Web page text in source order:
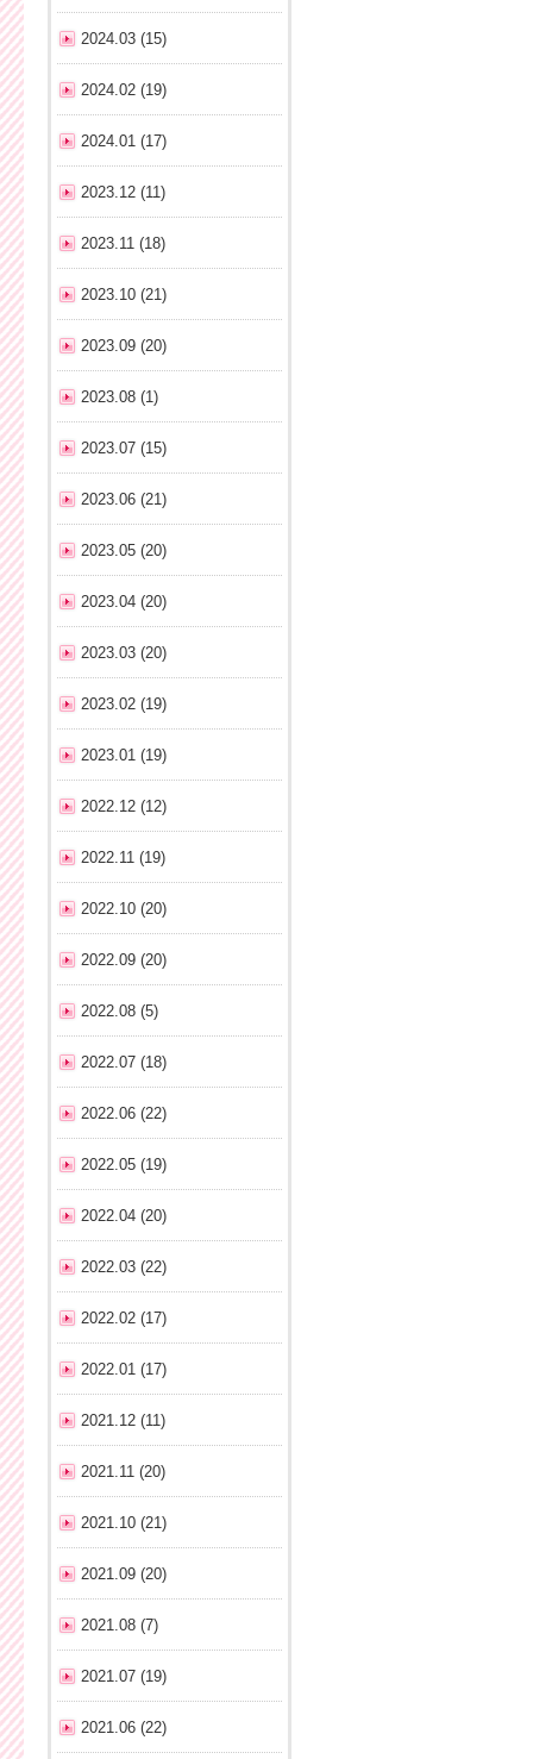
2024.03 (15)
2024.02 (19)
2024.01 (17)
2023.12 (11)
2023.11 (18)
2023.10 (21)
2023.09 (20)
2023.08 (1)
2023.07 (15)
2023.06 (21)
2023.05 (20)
2023.04 (20)
2023.03 (20)
2023.02 (19)
2023.01 (19)
2022.12 (12)
2022.11 (19)
2022.10 (20)
2022.09 (20)
2022.08 (5)
2022.07 (18)
2022.06 (22)
2022.05 (19)
2022.04 (20)
2022.03 (22)
2022.02 (17)
2022.01 (17)
2021.12 (11)
2021.11 (20)
2021.10 (21)
2021.09 (20)
2021.08 (7)
2021.07 (19)
2021.06 (22)